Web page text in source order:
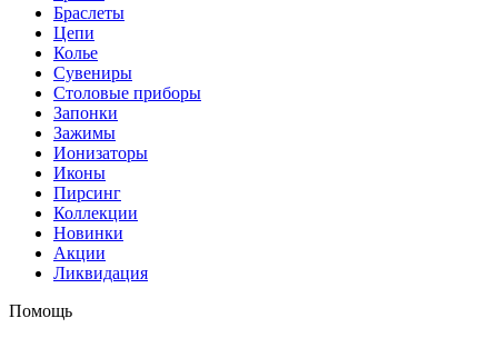
Браслеты
Цепи
Колье
Сувениры
Столовые приборы
Запонки
Зажимы
Ионизаторы
Иконы
Пирсинг
Коллекции
Новинки
Акции
Ликвидация
Помощь